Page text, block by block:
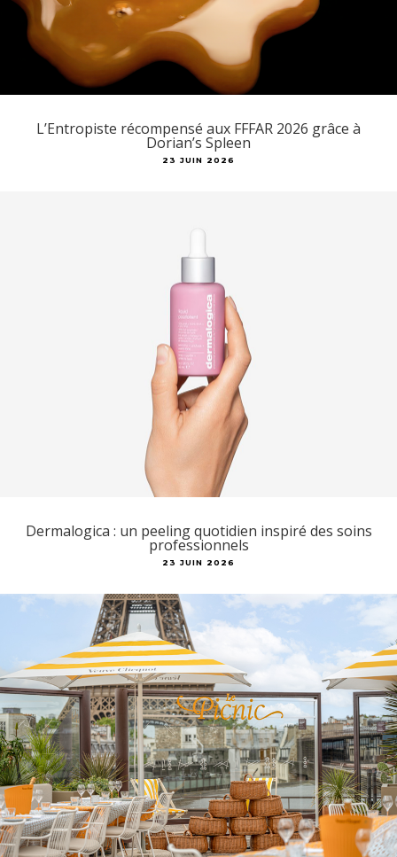
L’Entropiste récompensé aux FFFAR 2026 grâce à
Dorian’s Spleen
23 JUIN 2026
Dermalogica : un peeling quotidien inspiré des soins
professionnels
23 JUIN 2026